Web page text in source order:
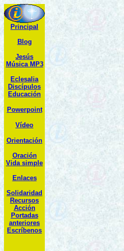
Principal
Blog
Jesús
Música MP3
Eclesalia
Discípulos
Educación
Powerpoint
Vídeo
Orientación
Oración
Vida simple
Enlaces
Solidaridad
Recursos
Acción
Portadas
anteriores
Escríbenos